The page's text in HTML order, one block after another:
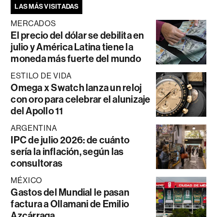
LAS MÁS VISITADAS
MERCADOS
El precio del dólar se debilita en
julio y América Latina tiene la
moneda más fuerte del mundo
ESTILO DE VIDA
Omega x Swatch lanza un reloj
con oro para celebrar el alunizaje
del Apollo 11
ARGENTINA
IPC de julio 2026: de cuánto
sería la inflación, según las
consultoras
MÉXICO
Gastos del Mundial le pasan
factura a Ollamani de Emilio